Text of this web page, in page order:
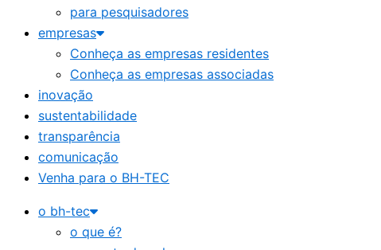
para pesquisadores
empresas
Conheça as empresas residentes
Conheça as empresas associadas
inovação
sustentabilidade
transparência
comunicação
Venha para o BH-TEC
o bh-tec
o que é?